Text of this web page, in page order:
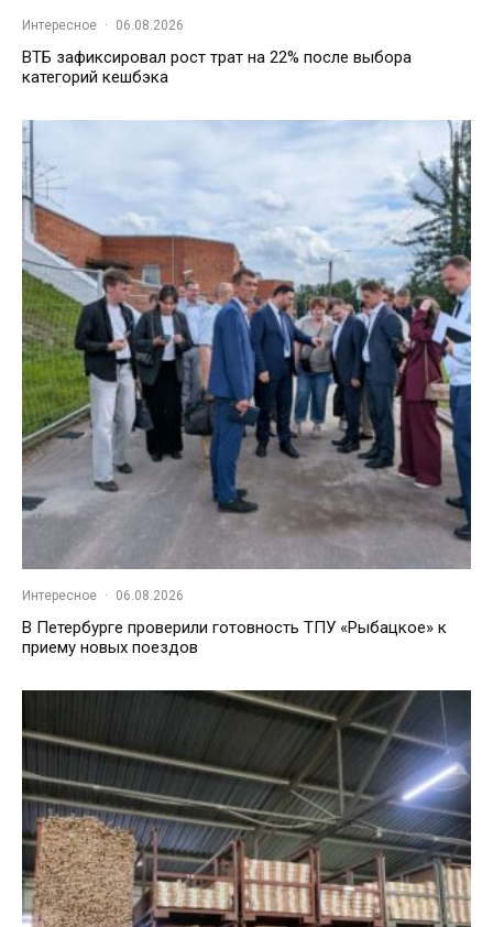
Интересное · 06.08.2026
ВТБ зафиксировал рост трат на 22% после выбора
категорий кешбэка
Интересное · 06.08.2026
В Петербурге проверили готовность ТПУ «Рыбацкое» к
приему новых поездов